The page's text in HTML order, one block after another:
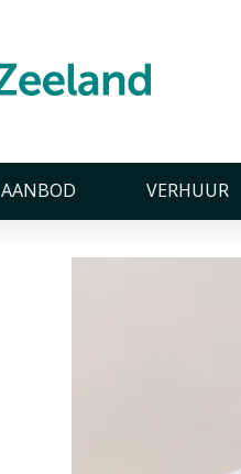
AANBOD VERHUUR
Auto
Zeeland!